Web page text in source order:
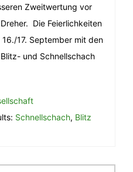
Zweitwertung vor
Die Feierlichkeiten
17. September mit den
und Schnellschach
Schnellschach, Blitz